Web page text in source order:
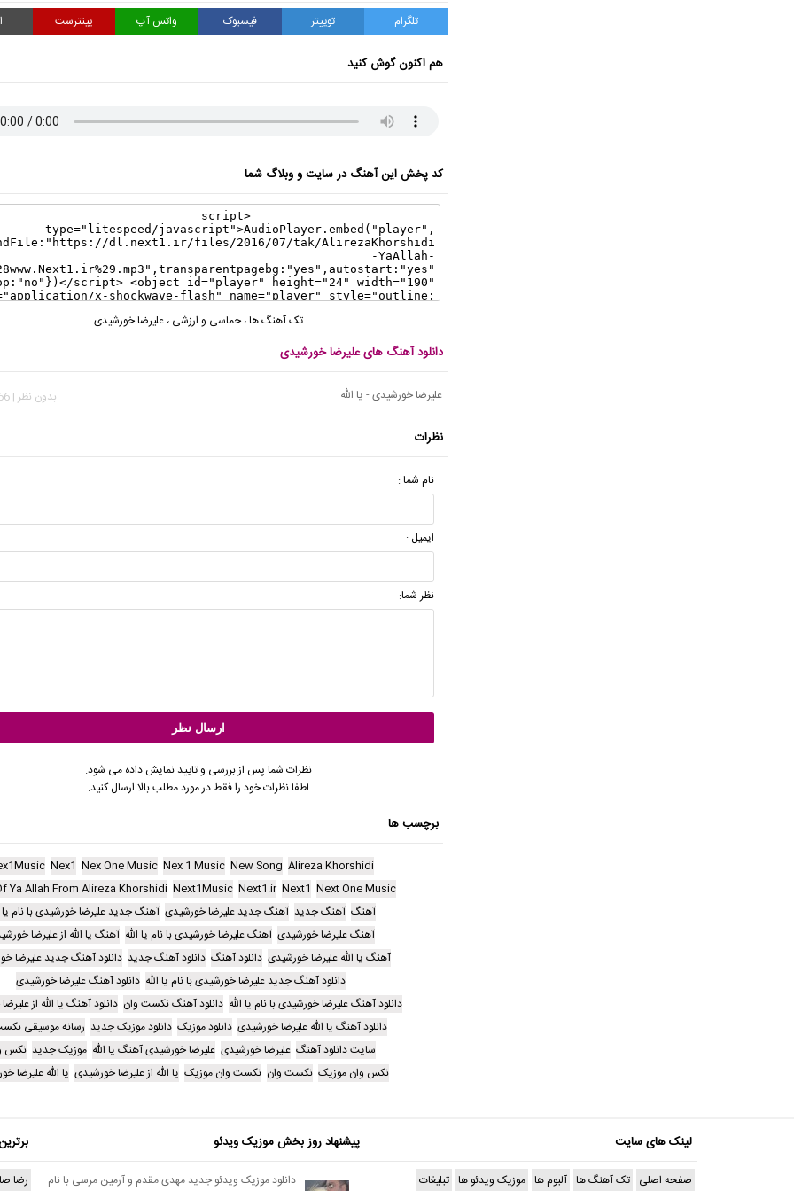
تلگرام توییتر فیسبوک واتس آپ پینترست
هم اکنون گوش کنید
کد پخش این آهنگ در سایت و وبلاگ شما
تک آهنگ ها، حماسی و ارزشی ، علیرضا خورشیدی
دانلود آهنگ های علیرضا خورشیدی
علیرضا خورشیدی - یا الله بدون نظر | 3,266 بازدید
نظرات
نام شما :
ایمیل :
نظر شما:
نظرات شما پس از بررسی و تایید نمایش داده می شود.
لطفا نظرات خود را فقط در مورد مطلب بالا ارسال کنید.
برچسب ها
Alireza Khorshidi
New Song
Nex 1 Music
Nex One Music
Nex1
Next One Music
Next1
Next1.ir
Next1Music
Ya Allah From Alireza Khorshidi
آهنگ آهنگ جدید آهنگ جدید علیرضا خورشیدی آهنگ جدید علیرضا خورشیدی با نام یا
آهنگ علیرضا خورشیدی آهنگ علیرضا خورشیدی با نام یا الله آهنگ یا الله از علیرضا
آهنگ یا الله علیرضا خورشیدی دانلود آهنگ دانلود آهنگ جدید دانلود آهنگ جدید علیرضا
دانلود آهنگ جدید علیرضا خورشیدی با نام یا الله دانلود آهنگ علیرضا خورشیدی
دانلود آهنگ علیرضا خورشیدی با نام یا الله دانلود آهنگ نکست وان دانلود آهنگ یا الله از
دانلود آهنگ یا الله علیرضا خورشیدی دانلود موزیک دانلود موزیک جدید رسانه موسیقی
سایت دانلود آهنگ علیرضا خورشیدی علیرضا خورشیدی آهنگ یا الله موزیک جدید نکس
نکس وان موزیک نکست وان نکست وان موزیک یا الله از علیرضا خورشیدی یا الله علیرضا
لینک های سایت
صفحه اصلی تک آهنگ ها آلبوم ها موزیک ویدئو ها تبلیغات
پیشنهاد روز بخش موزیک ویدئو
دانلود موزیک ویدئو جدید مهدی مقدم و آرمین مرسی با نام
رضا